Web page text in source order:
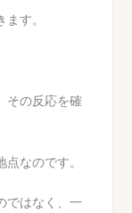
す。
その反応を確
なのです。
ではなく、一